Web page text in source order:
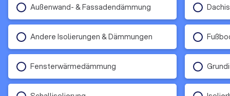
Außenwand- & Fassadendämmung
Andere Isolierungen & Dämmungen
Fensterwärmedämmung